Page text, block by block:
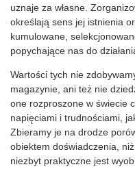
uznaje za własne.
określają sens jej istnienia
kumulowane,
popychające nas do
Wartości tych nie
magazynie, ani też nie
one rozproszone w świecie
napięciami i trudnościami,
Zbieramy je na drodze
obiektem doświadczenia,
niezbyt praktyczne jest